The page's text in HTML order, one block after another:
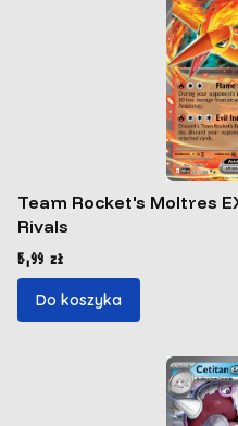
Team Rocket's Moltres
Rivals
Cena
5,99 zł
Do koszyka